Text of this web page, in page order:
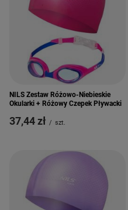
NILS Zestaw Różowo-Niebieskie
Okularki + Różowy Czepek Pływacki
37,44 zł / szt.